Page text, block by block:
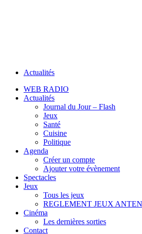
Actualités
WEB RADIO
Actualités
Journal du Jour – Flash
Jeux
Santé
Cuisine
Politique
Agenda
Créer un compte
Ajouter votre évènement
Spectacles
Jeux
Tous les jeux
REGLEMENT JEUX
Cinéma
Les dernières sorties
Contact